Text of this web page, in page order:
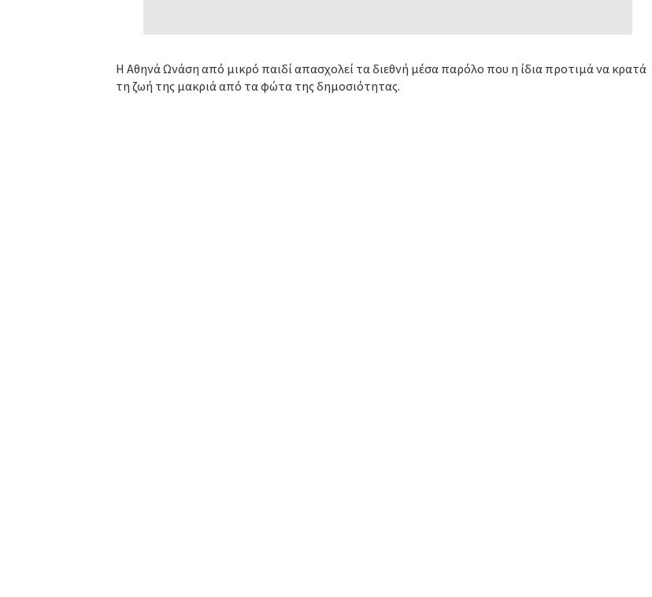
Η Αθηνά Ωνάση από μικρό παιδί απασχολεί τα διεθνή μέσα παρόλο που η ίδια προτιμά να κρατά
τη ζωή της μακριά από τα φώτα της δημοσιότητας.